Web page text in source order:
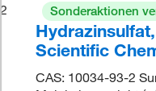
2
Sonderaktionen
Scientific
CAS: 10034-93-2